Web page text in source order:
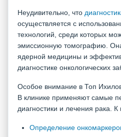
Неудивительно, что
осуществляется с
технологий, среди которых
эмиссионную томографию.
ядерной медицины и
диагностике онкологических
Особое внимание в Топ
В клинике применяют самые
диагностики и лечения рака.
Определение